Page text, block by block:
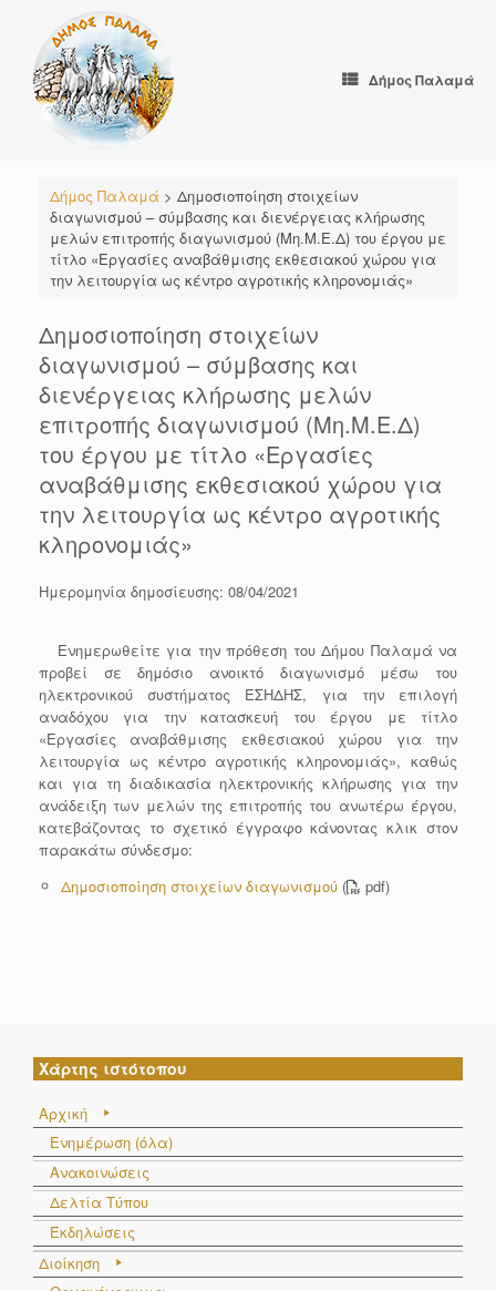
content
Δήμος Παλαμά
Δήμος Παλαμά > Δημοσιοποίηση στοιχείων
διαγωνισμού – σύμβασης και διενέργειας κλήρωσης
μελών επιτροπής διαγωνισμού (Μη.Μ.Ε.Δ) του έργου με
τίτλο «Εργασίες αναβάθμισης εκθεσιακού χώρου για
την λειτουργία ως κέντρο αγροτικής κληρονομιάς»
Δημοσιοποίηση στοιχείων
διαγωνισμού – σύμβασης και
διενέργειας κλήρωσης μελών
επιτροπής διαγωνισμού (Μη.Μ.Ε.Δ)
του έργου με τίτλο «Εργασίες
αναβάθμισης εκθεσιακού χώρου για
την λειτουργία ως κέντρο αγροτικής
κληρονομιάς»
Ημερομηνία δημοσίευσης: 08/04/2021
Eνημερωθείτε για την πρόθεση του Δήμου Παλαμά να
προβεί σε δημόσιο ανοικτό διαγωνισμό μέσω του
ηλεκτρονικού συστήματος ΕΣΗΔΗΣ, για την επιλογή
αναδόχου για την κατασκευή του έργου με τίτλο
«Εργασίες αναβάθμισης εκθεσιακού χώρου για την
λειτουργία ως κέντρο αγροτικής κληρονομιάς», καθώς
και για τη διαδικασία ηλεκτρονικής κλήρωσης για την
ανάδειξη των μελών της επιτροπής του ανωτέρω έργου,
κατεβάζοντας το σχετικό έγγραφο κάνοντας κλικ στον
παρακάτω σύνδεσμο:
Δημοσιοποίηση στοιχείων διαγωνισμού( pdf)
Χάρτης ιστότοπου
Αρχική
Ενημέρωση (όλα)
Ανακοινώσεις
Δελτία Τύπου
Εκδηλώσεις
Διοίκηση